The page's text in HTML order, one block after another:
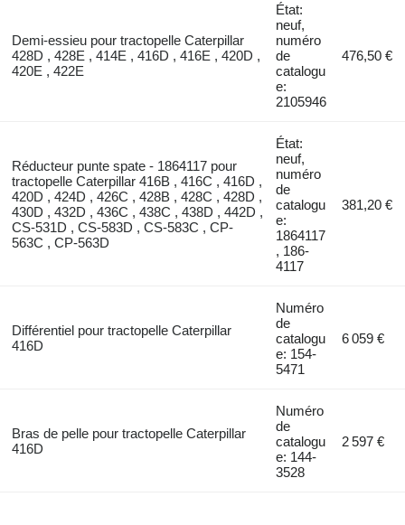
Demi-essieu pour tractopelle Caterpillar
428D , 428E , 414E , 416D , 416E , 420D ,
420E , 422E
État:
neuf,
numéro
de
catalogu
e:
2105946
476,50 €
Réducteur punte spate - 1864117 pour
tractopelle Caterpillar 416B , 416C , 416D ,
420D , 424D , 426C , 428B , 428C , 428D ,
430D , 432D , 436C , 438C , 438D , 442D ,
CS-531D , CS-583D , CS-583C , CP-
563C , CP-563D
État:
neuf,
numéro
de
catalogu
e:
1864117
, 186-
4117
381,20 €
Différentiel pour tractopelle Caterpillar
416D
Numéro
de
catalogu
e: 154-
5471
6 059 €
Bras de pelle pour tractopelle Caterpillar
416D
Numéro
de
catalogu
e: 144-
3528
2 597 €